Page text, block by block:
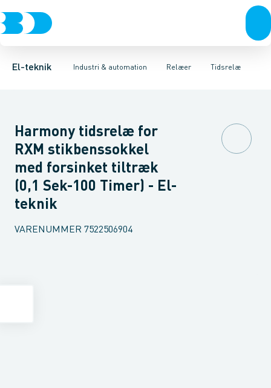
El-teknik Industri & automation
Afbrydere, stikkontakter & lampeudtagForgreningsmateriel
Relæer
Industristiksystemer Frekvensomformere og softstartere
Tidsrelæ
TidsrelæTemperaturovervågningsrelæ
Harmony tidsrelæ for
RXM stikbenssokkel
med forsinket tiltræk
(0,1 Sek-100 Timer) - El-
teknik
VARENUMMER 7522506904